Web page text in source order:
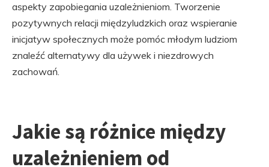
aspekty zapobiegania uzależnieniom. Tworzenie
pozytywnych relacji międzyludzkich oraz wspieranie
inicjatyw społecznych może pomóc młodym ludziom
znaleźć alternatywy dla używek i niezdrowych
zachowań.
Jakie są różnice między
uzależnieniem od